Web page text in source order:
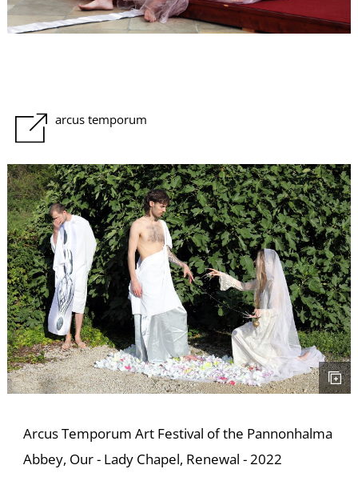
arcus temporum
Arcus Temporum Art Festival of the Pannonhalma
Abbey, Our - Lady Chapel, Renewal - 2022